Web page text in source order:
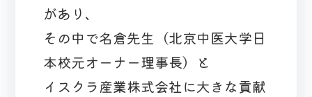
があり、
その中で名倉先生（北京中医大学日
本校元オーナー理事長）と
イスクラ産業株式会社に大きな貢献